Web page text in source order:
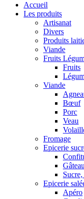
Accueil
Les produits
Artisanat
Divers
Produits
Viande
Fruits
Fruits
Viande
Bœuf
Porc
Veau
Fromage
Epicerie
Epicerie
Apéro